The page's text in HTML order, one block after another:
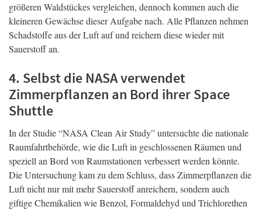
größeren Waldstückes vergleichen, dennoch kommen auch die
kleineren Gewächse dieser Aufgabe nach. Alle Pflanzen nehmen
Schadstoffe aus der Luft auf und reichern diese wieder mit
Sauerstoff an.
4. Selbst die NASA verwendet
Zimmerpflanzen an Bord ihrer Space
Shuttle
In der Studie “NASA Clean Air Study” untersuchte die nationale
Raumfahrtbehörde, wie die Luft in geschlossenen Räumen und
speziell an Bord von Raumstationen verbessert werden könnte.
Die Untersuchung kam zu dem Schluss, dass Zimmerpflanzen die
Luft nicht nur mit mehr Sauerstoff anreichern, sondern auch
giftige Chemikalien wie Benzol, Formaldehyd und Trichlorethen